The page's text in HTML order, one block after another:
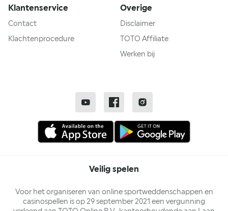
Klantenservice
Contact
Klachtenprocedure
Overige
Disclaimer
TOTO Affiliate
Werken bij
Veilig spelen
Voor het organiseren van online sportweddenschappen en
casinospellen is op 29 september 2021 een vergunning